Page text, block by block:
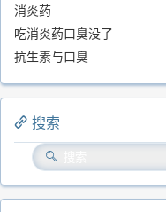
消炎药
吃消炎药口臭没了
抗生素与口臭
搜索